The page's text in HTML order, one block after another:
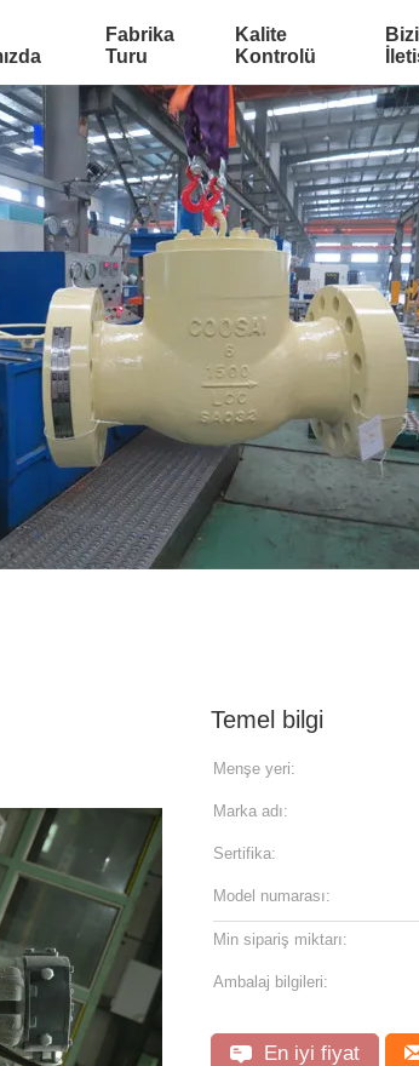
Fabrika
Turu
Kalite
Kontrolü
Temel bilgi
Menşe yeri:
Marka adı:
Sertifika:
Model numarası:
Min sipariş miktarı:
Ambalaj bilgileri:
En iyi fiyat